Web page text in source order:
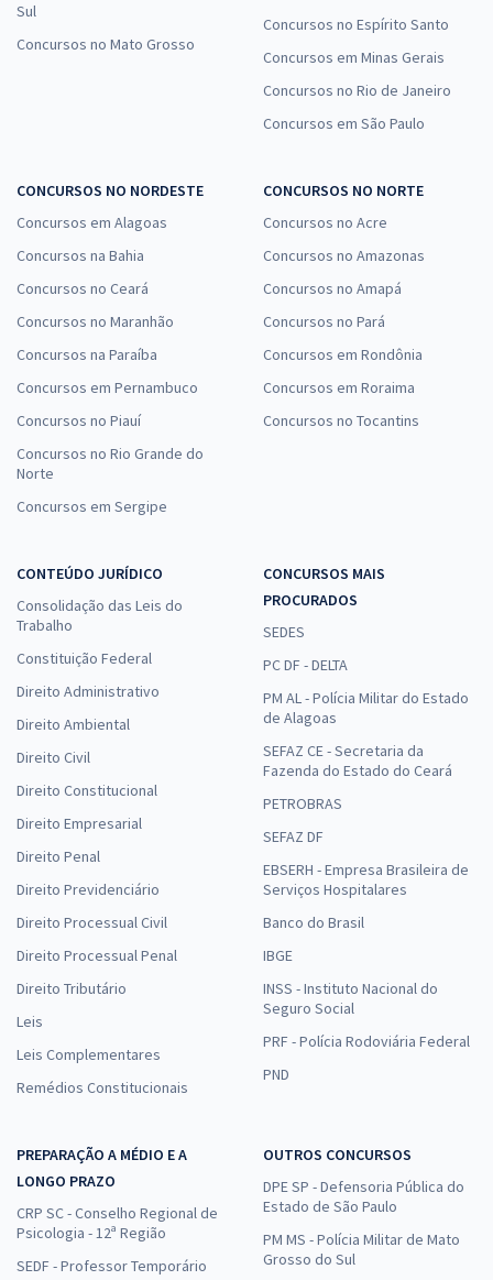
Sul
Concursos no Mato Grosso
Concursos no Espírito Santo
Concursos em Minas Gerais
Concursos no Rio de Janeiro
Concursos em São Paulo
CONCURSOS NO NORDESTE
Concursos em Alagoas
Concursos na Bahia
Concursos no Ceará
Concursos no Maranhão
Concursos na Paraíba
Concursos em Pernambuco
Concursos no Piauí
Concursos no Rio Grande do
Norte
Concursos em Sergipe
CONCURSOS NO NORTE
Concursos no Acre
Concursos no Amazonas
Concursos no Amapá
Concursos no Pará
Concursos em Rondônia
Concursos em Roraima
Concursos no Tocantins
CONTEÚDO JURÍDICO
Consolidação das Leis do
Trabalho
Constituição Federal
Direito Administrativo
Direito Ambiental
Direito Civil
Direito Constitucional
Direito Empresarial
Direito Penal
Direito Previdenciário
Direito Processual Civil
Direito Processual Penal
Direito Tributário
Leis
Leis Complementares
Remédios Constitucionais
CONCURSOS MAIS
PROCURADOS
SEDES
PC DF - DELTA
PM AL - Polícia Militar do Estado
de Alagoas
SEFAZ CE - Secretaria da
Fazenda do Estado do Ceará
PETROBRAS
SEFAZ DF
EBSERH - Empresa Brasileira de
Serviços Hospitalares
Banco do Brasil
IBGE
INSS - Instituto Nacional do
Seguro Social
PRF - Polícia Rodoviária Federal
PND
PREPARAÇÃO A MÉDIO E A
LONGO PRAZO
CRP SC - Conselho Regional de
Psicologia - 12ª Região
SEDF - Professor Temporário
OUTROS CONCURSOS
DPE SP - Defensoria Pública do
Estado de São Paulo
PM MS - Polícia Militar de Mato
Grosso do Sul